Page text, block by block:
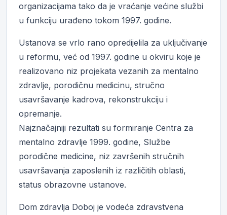
organizacijama tako da je vraćanje većine službi
u funkciju urađeno tokom 1997. godine.
Ustanova se vrlo rano opredijelila za uključivanje
u reformu, već od 1997. godine u okviru koje je
realizovano niz projekata vezanih za mentalno
zdravlje, porodičnu medicinu, stručno
usavršavanje kadrova, rekonstrukciju i
opremanje.
Najznačajniji rezultati su formiranje Centra za
mentalno zdravlje 1999. godine, Službe
porodične medicine, niz završenih stručnih
usavršavanja zaposlenih iz različitih oblasti,
status obrazovne ustanove.
Dom zdravlja Doboj je vodeća zdravstvena